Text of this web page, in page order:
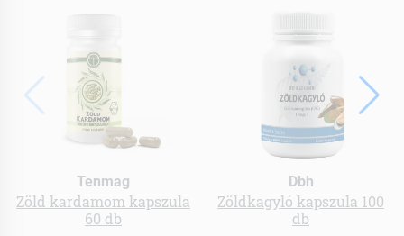
Tenmag
Zöld kardamom kapszula
60 db
Dbh
Zöldkagyló kapszula 100
db